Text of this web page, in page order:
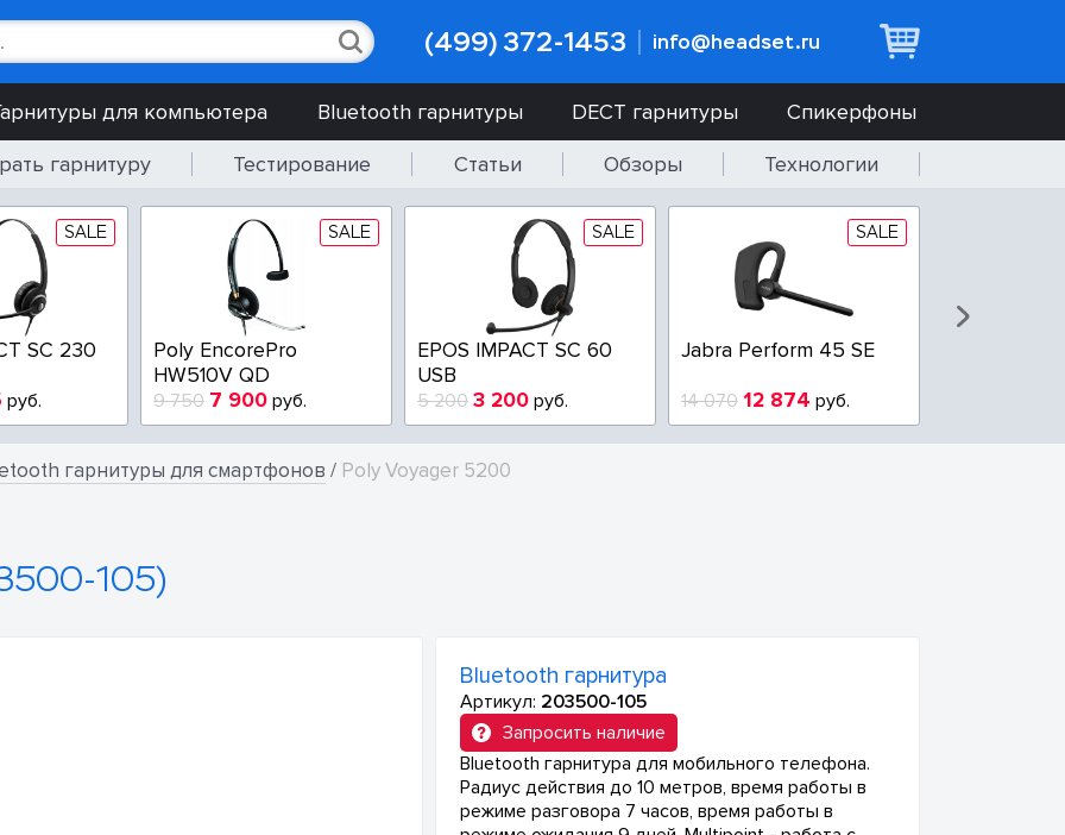
(499) 372-1453 info@headset.ru
для компьютера Bluetooth гарнитуры DECT гарнитуры
Спикерфоны
гарнитуру
Тестирование Статьи Обзоры Технологии
SALE
SC 230
руб.
SALE
Poly EncorePro
HW510V QD
9 750 7 900 руб.
SALE
EPOS IMPACT SC 60
USB
5 200 3 200 руб.
SALE
Jabra Perform 45 SE
14 070 12 874 руб.
гарнитуры для смартфонов / Poly Voyager 5200
105)
Bluetooth гарнитура
Артикул: 203500-105
Запросить наличие
Bluetooth гарнитура для мобильного телефона.
Радиус действия до 10 метров, время работы в
режиме разговора 7 часов, время работы в